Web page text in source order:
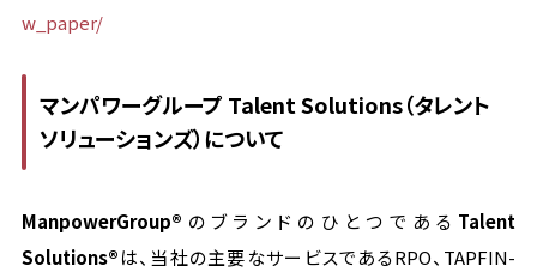
w_paper/
マンパワーグループ Talent Solutions（タレント
ソリューションズ）について
ManpowerGroup® のブランドのひとつである Talent
Solutions®は、当社の主要なサービスであるRPO、TAPFIN-